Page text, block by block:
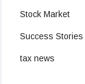
Stock Market
Success Stories
tax news